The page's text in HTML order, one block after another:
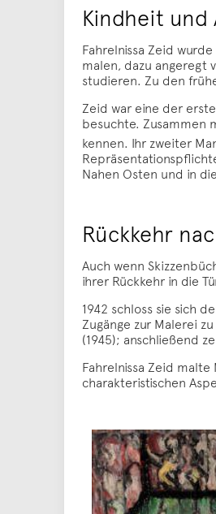
Kindheit und
Fahrelnissa Zeid
malen, dazu angeregt
studieren. Zu den
Zeid war eine der
besuchte. Zusammen
kennen. Ihr zweiter
Nahen Osten und in
Rückkehr
Auch wenn
ihrer Rückkehr in die
1942 schloss sie sich
Zugänge zur Malerei
(1945); anschließend
Fahrelnissa Zeid
charakteristischen